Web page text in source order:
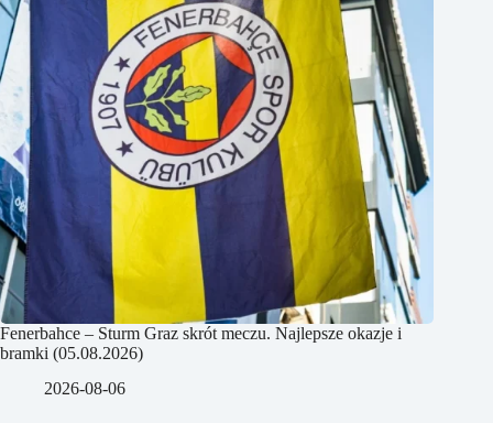
Fenerbahce – Sturm Graz skrót meczu. Najlepsze okazje i
bramki (05.08.2026)
2026-08-06